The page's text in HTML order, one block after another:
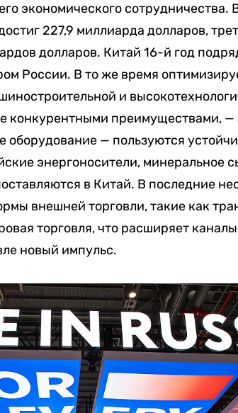
экономического сотрудничества.
227,9 миллиарда долларов,
долларов. Китай 16-й год
России. В то же время
и
конкурентными преимуществами, —
оборудование — пользуются
энергоносители, минеральное
в Китай. В последние
внешней торговли, такие как
торговля, что расширяет
новый импульс.